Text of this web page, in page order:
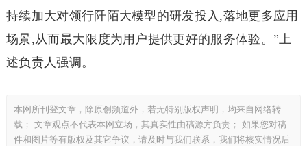
持续加大对领行阡陌大模型的研发投入,落地更多应用
场景,从而最大限度为用户提供更好的服务体验。”上
述负责人强调。
本网所刊登文章，除原创频道外，若无特别版权声明，均来自网络转
载； 文章观点不代表本网立场，其真实性由稿源方负责； 如果您对稿
件和图片等有版权及其它争议，请及时与我们联系，我们将核实情况后